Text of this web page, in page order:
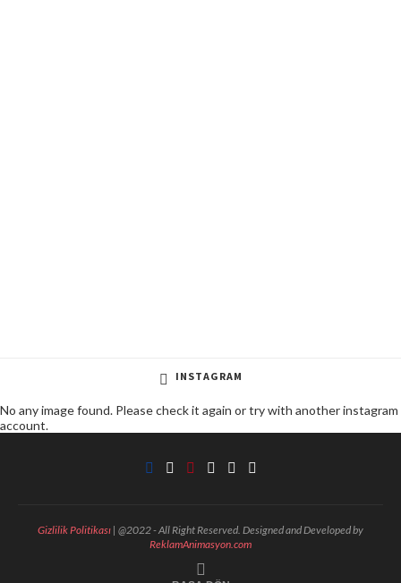
INSTAGRAM
No any image found. Please check it again or try with another instagram
account.
Gizlilik Politikası | @2022 - All Right Reserved. Designed and Developed by
ReklamAnimasyon.com